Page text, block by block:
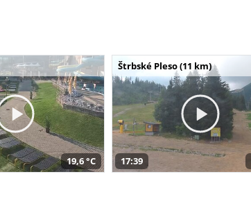
19,6 °C
Štrbské Pleso (11 km)
17:39